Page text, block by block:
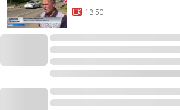
13:50